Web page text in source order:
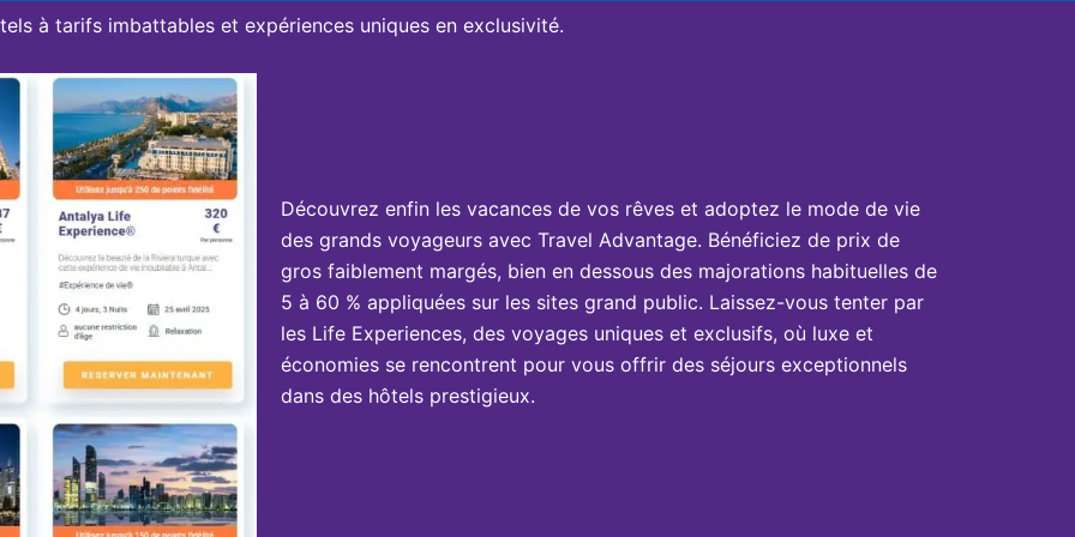
à tarifs imbattables et expériences uniques en exclusivité.
Découvrez enfin les vacances de vos rêves et adoptez le mode de vie
des grands voyageurs avec Travel Advantage. Bénéficiez de prix de
gros faiblement margés, bien en dessous des majorations habituelles de
5 à 60 % appliquées sur les sites grand public. Laissez-vous tenter par
les Life Experiences, des voyages uniques et exclusifs, où luxe et
économies se rencontrent pour vous offrir des séjours exceptionnels
dans des hôtels prestigieux.